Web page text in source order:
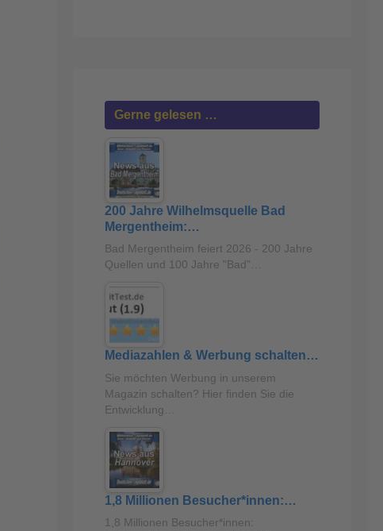
Gerne gelesen …
200 Jahre Wilhelmsquelle Bad
Mergentheim:…
Bad Mergentheim feiert 2026 - 200 Jahre
Quellen und 100 Jahre "Bad"…
Mediazahlen & Werbung schalten…
Sie möchten Werbung in unserem
Magazin schalten? Hier finden Sie die
Entwicklung…
1,8 Millionen Besucher*innen:…
1,8 Millionen Besucher*innen: